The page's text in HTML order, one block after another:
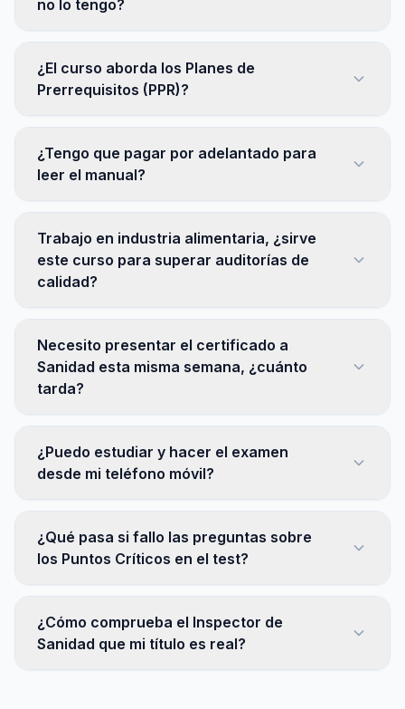
no lo tengo?
¿El curso aborda los Planes de
Prerrequisitos (PPR)?
¿Tengo que pagar por adelantado para
leer el manual?
Trabajo en industria alimentaria, ¿sirve
este curso para superar auditorías de
calidad?
Necesito presentar el certificado a
Sanidad esta misma semana, ¿cuánto
tarda?
¿Puedo estudiar y hacer el examen
desde mi teléfono móvil?
¿Qué pasa si fallo las preguntas sobre
los Puntos Críticos en el test?
¿Cómo comprueba el Inspector de
Sanidad que mi título es real?